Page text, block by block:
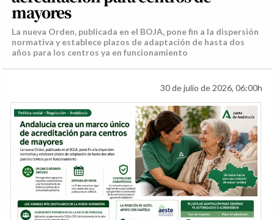
mayores
La nueva Orden, publicada en el BOJA, pone fin a la dispersión
normativa y establece plazos de adaptación de hasta dos
años para los centros ya en funcionamiento
30 de julio de 2026, 06:00h